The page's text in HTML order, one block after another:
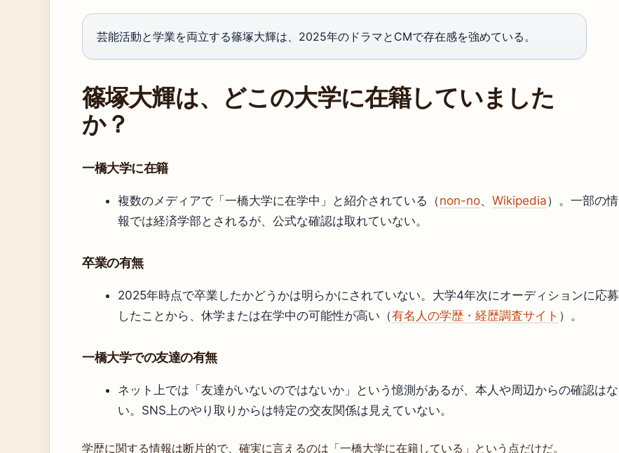
芸能活動と学業を両立する篠塚大輝は、2025年のドラマとCMで存在感を強めている。
篠塚大輝は、どこの大学に在籍していました
か？
一橋大学に在籍
複数のメディアで「一橋大学に在学中」と紹介されている（non-no、 Wikipedia）。一部の情
報では経済学部とされるが、公式な確認は取れていない。
卒業の有無
2025年時点で卒業したかどうかは明らかにされていない。大学4年次にオーディションに応募
したことから、休学または在学中の可能性が高い（有名人の学歴・経歴調査サイト ）。
一橋大学での友達の有無
ネット上では「友達がいないのではないか」という憶測があるが、本人や周辺からの確認はな
い。SNS上のやり取りからは特定の交友関係は見えていない。
学歴に関する情報は断片的で、確実に言えるのは「一橋大学に在籍している」という点だけだ。